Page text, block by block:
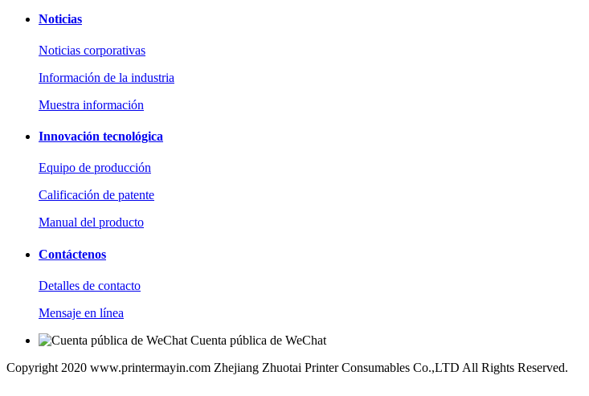
Noticias
Noticias corporativas
Información de la industria
Muestra información
Innovación tecnológica
Equipo de producción
Calificación de patente
Manual del producto
Contáctenos
Detalles de contacto
Mensaje en línea
Cuenta pública de WeChat
Copyright 2020 www.printermayin.com Zhejiang Zhuotai Printer Consumables Co.,LTD All Rights Reserved.